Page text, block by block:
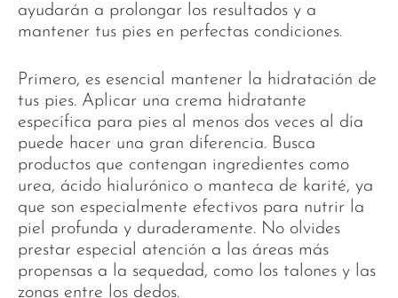
ayudarán a prolongar los resultados y a
mantener tus pies en perfectas condiciones.
Primero, es esencial mantener la hidratación de
tus pies. Aplicar una crema hidratante
específica para pies al menos dos veces al día
puede hacer una gran diferencia. Busca
productos que contengan ingredientes como
urea, ácido hialurónico o manteca de karité, ya
que son especialmente efectivos para nutrir la
piel profunda y duraderamente. No olvides
prestar especial atención a las áreas más
propensas a la sequedad, como los talones y las
zonas entre los dedos.